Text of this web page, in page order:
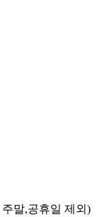
주말,공휴일 제외)